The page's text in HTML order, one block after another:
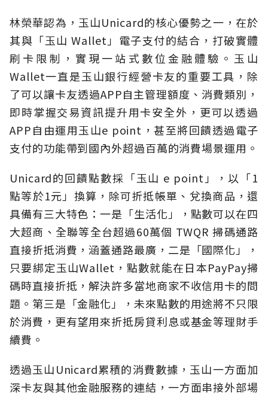
林榮華認為，玉山Unicard的核心優勢之一，在於
其與「玉山 Wallet」電子支付的結合，打破實體
刷卡限制，實現一站式數位金融體驗。玉山
Wallet一直是玉山銀行經營卡友的重要工具，除
了可以讓卡友透過APP自主管理額度、消費類別，
即時掌握交易資訊提升用卡安全外，更可以透過
APP自由運用玉山e point，甚至將回饋透過電子
支付的功能帶到國內外超過百萬的消費場景運用。
Unicard的回饋點數採「玉山 e point」，以「1
點等於1元」換算，除可折抵帳單、兌換商品，還
具備有三大特色：一是「生活化」，點數可以在四
大超商、全聯等全台超過60萬個 TWQR 掃碼通路
直接折抵消費，涵蓋通路最廣，二是「國際化」，
只要綁定玉山Wallet，點數就能在日本PayPay掃
碼時直接折抵，解決許多當地商家不收信用卡的問
題。第三是「金融化」，未來點數的用途將不只限
於消費，更有望用來折抵房貸利息或基金等理財手
續費。
透過玉山Unicard累積的消費數據，玉山一方面加
深卡友與其他金融服務的連結，一方面串接外部場